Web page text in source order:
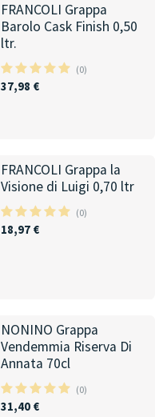
FRANCOLI Grappa
Barolo Cask Finish 0,50
ltr.
(0)
37,98 €
FRANCOLI Grappa la
Visione di Luigi 0,70 ltr
(0)
18,97€
NONINO Grappa
Vendemmia Riserva Di
Annata 70cl
(0)
31,40€